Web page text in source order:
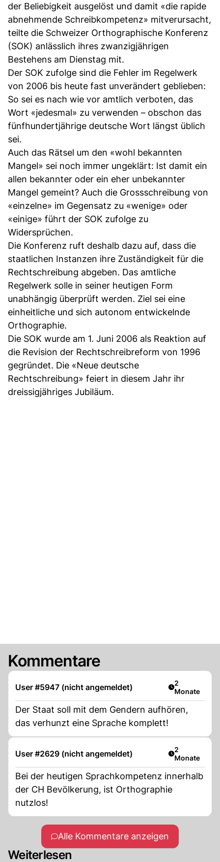
der Beliebigkeit ausgelöst und damit «die rapide
abnehmende Schreibkompetenz» mitverursacht,
teilte die Schweizer Orthographische Konferenz
(SOK) anlässlich ihres zwanzigjährigen
Bestehens am Dienstag mit.
Der SOK zufolge sind die Fehler im Regelwerk
von 2006 bis heute fast unverändert geblieben:
So sei es nach wie vor amtlich verboten, das
Wort «jedesmal» zu verwenden – obschon das
fünfhundertjährige deutsche Wort längst üblich
sei.
Auch das Rätsel um den «wohl bekannten
Mangel» sei noch immer ungeklärt: Ist damit ein
allen bekannter oder ein eher unbekannter
Mangel gemeint? Auch die Grossschreibung von
«einzelne» im Gegensatz zu «wenige» oder
«einige» führt der SOK zufolge zu
Widersprüchen.
Die Konferenz ruft deshalb dazu auf, dass die
staatlichen Instanzen ihre Zuständigkeit für die
Rechtschreibung abgeben. Das amtliche
Regelwerk solle in seiner heutigen Form
unabhängig überprüft werden. Ziel sei eine
einheitliche und sich autonom entwickelnde
Orthographie.
Die SOK wurde am 1. Juni 2006 als Reaktion auf
die Revision der Rechtschreibreform von 1996
gegründet. Die «Neue deutsche
Rechtschreibung» feiert in diesem Jahr ihr
dreissigjähriges Jubiläum.
Kommentare
User #5947 (nicht angemeldet) Artikel
2
Monate
Der Staat soll mit dem Gendern aufhören,
das verhunzt eine Sprache komplett!
User #2629 (nicht angemeldet) Artikel
2
Monate
Bei der heutigen Sprachkompetenz innerhalb
der CH Bevölkerung, ist Orthographie
nutzlos!
Alle Kommentare anzeigen
Weiterlesen